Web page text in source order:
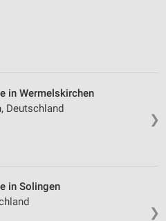
❯
in Wermelskirchen
Deutschland
❯
in Solingen